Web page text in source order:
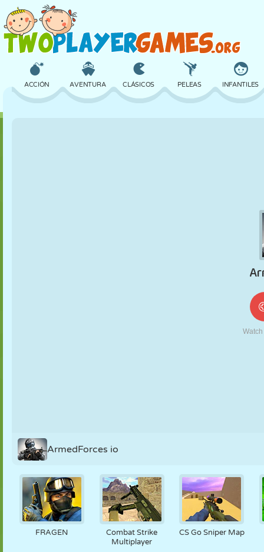
ACCIÓN AVENTURA CLÁSICOS PELEAS INFANTILES
ROBOTS
ArmedForces io
FRAGEN
Combat Strike
Multiplayer
CS Go Sniper Map